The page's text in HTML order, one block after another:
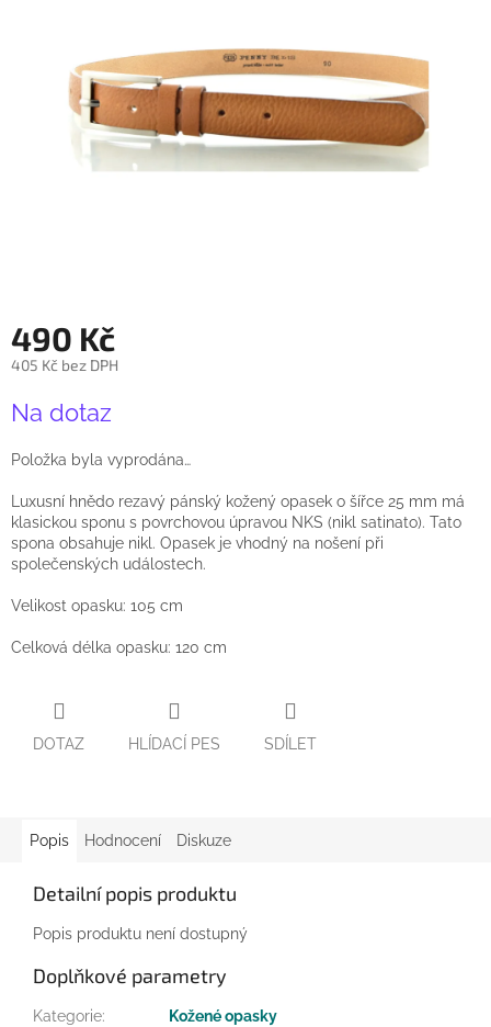
490 Kč
405 Kč bez DPH
cena:
Na dotaz
Položka byla vyprodána…
Luxusní hnědo rezavý pánský kožený opasek o šířce 25 mm má
klasickou sponu s povrchovou úpravou NKS (nikl satinato). Tato
spona obsahuje nikl. Opasek je vhodný na nošení při
společenských událostech.
Velikost opasku: 105 cm
Celková délka opasku: 120 cm
DOTAZ HLÍDACÍ PES SDÍLET
Popis Hodnocení Diskuze
Detailní popis produktu
Popis produktu není dostupný
Doplňkové parametry
Kategorie:
Kožené opasky